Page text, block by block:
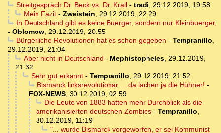
Streitgespräch Dr. Beck vs. Dr. Krall- tradi
29.12.2019, 19:58
Mein Fazit- Zweistein
29.12.2019, 22:29
In Deutschland gibt es keine Buerger, sondern nur Kleinbuerger,
- Oblomow 29.12.2019, 20:55
Bürgerliche Revolutionen hat es schon gegeben - Tempranillo
29.12.2019, 21:04
Aber nicht in Deutschland - Mephistopheles, 29.12.2019,
21:32
Sehr gut erkannt- Tempranillo
29.12.2019, 21:52
Bismarck linksrevolutionär ... da lachen ja die Hühner! -
FOX-NEWS 30.12.2019, 02:59
Die Leute von 1883 hatten mehr Durchblick als die
amerikanisierten deutschen Zombies - Tempranillo
30.12.2019, 11:19
"... wurde Bismarck vorgeworfen, er sei Kommunist